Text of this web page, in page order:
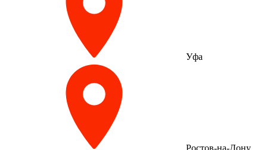
Уфа
Ростов-на-Дону